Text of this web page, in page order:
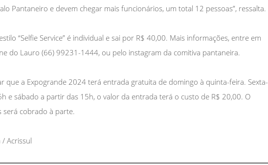
Pantaneiro e devem chegar mais funcionários, um total 12 pessoas”, ressalta.
“Selfie Service” é individual e sai por R$ 40,00. Mais informações, entre em
do Lauro (66) 99231-1444, ou pelo instagram da comitiva pantaneira.
que a Expogrande 2024 terá entrada gratuita de domingo à quinta-feira. Sexta-
e sábado a partir das 15h, o valor da entrada terá o custo de R$ 20,00. O
será cobrado à parte.
Acrissul